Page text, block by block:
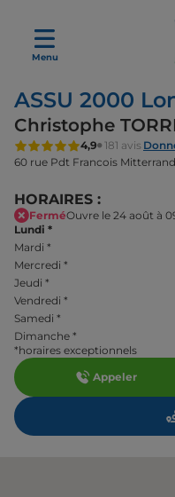
Menu
ASSU 2000
Christophe
4,9 181 avis
60 rue Pdt Francois
HORAIRES :
FerméOuvre le 24 août à
Lundi *
Mardi *
Mercredi *
Jeudi *
Vendredi *
Samedi *
Dimanche *
*horaires exceptionnels
Appeler